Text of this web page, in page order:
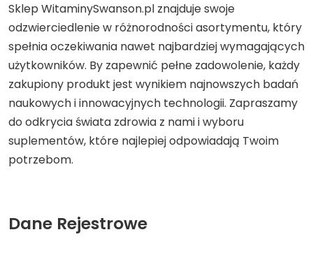
Sklep WitaminySwanson.pl znajduje swoje
odzwierciedlenie w różnorodności asortymentu, który
spełnia oczekiwania nawet najbardziej wymagających
użytkowników. By zapewnić pełne zadowolenie, każdy
zakupiony produkt jest wynikiem najnowszych badań
naukowych i innowacyjnych technologii. Zapraszamy
do odkrycia świata zdrowia z nami i wyboru
suplementów, które najlepiej odpowiadają Twoim
potrzebom.
Dane Rejestrowe